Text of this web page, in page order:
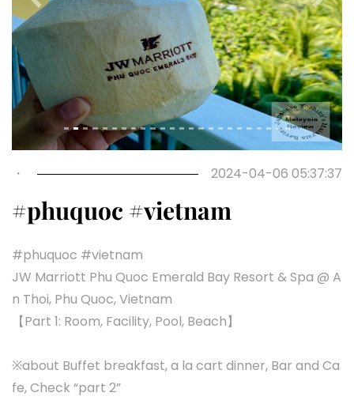
Previous Next
・ 2024-04-06 05:37:37
#phuquoc #vietnam
#phuquoc #vietnam
JW Marriott Phu Quoc Emerald Bay Resort & Spa @ A
n Thoi, Phu Quoc, Vietnam
【Part 1: Room, Facility, Pool, Beach】
※about Buffet breakfast, a la cart dinner, Bar and Ca
fe, Check “part 2”